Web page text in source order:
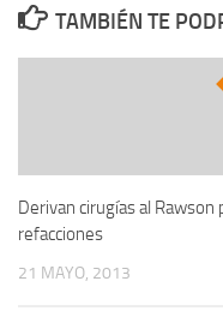
TAMBIÉN TE
Derivan cirugías al Rawson
refacciones
21 MAYO, 2013